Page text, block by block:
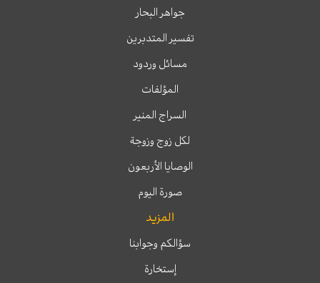
جواهر البحار
تفسير المتدبرين
مسائل وردود
المؤلفات
السراج المنير
لكل زوج وزوجة
الوصايا الأربعون
صورة اليوم
المزيد
سؤالكم وجوابنا
إستخارة